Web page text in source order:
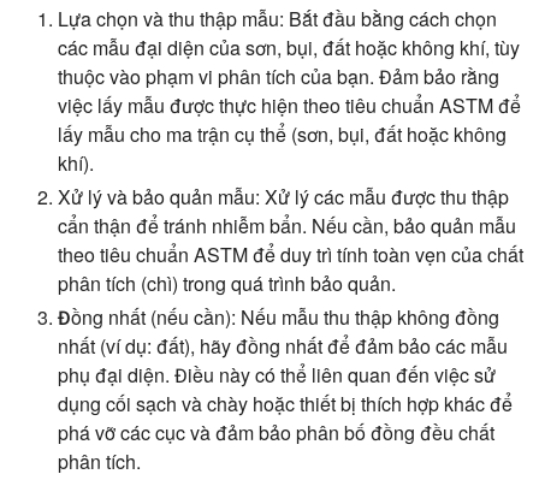
Lựa chọn và thu thập mẫu: Bắt đầu bằng cách chọn
các mẫu đại diện của sơn, bụi, đất hoặc không khí, tùy
thuộc vào phạm vi phân tích của bạn. Đảm bảo rằng
việc lấy mẫu được thực hiện theo tiêu chuẩn ASTM để
lấy mẫu cho ma trận cụ thể (sơn, bụi, đất hoặc không
khí).
Xử lý và bảo quản mẫu: Xử lý các mẫu được thu thập
cẩn thận để tránh nhiễm bẩn. Nếu cần, bảo quản mẫu
theo tiêu chuẩn ASTM để duy trì tính toàn vẹn của chất
phân tích (chì) trong quá trình bảo quản.
Đồng nhất (nếu cần): Nếu mẫu thu thập không đồng
nhất (ví dụ: đất), hãy đồng nhất để đảm bảo các mẫu
phụ đại diện. Điều này có thể liên quan đến việc sử
dụng cối sạch và chày hoặc thiết bị thích hợp khác để
phá vỡ các cục và đảm bảo phân bố đồng đều chất
phân tích.